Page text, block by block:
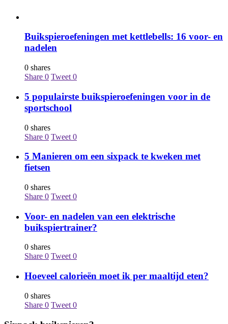
Buikspieroefeningen met kettlebells: 16 voor- en
nadelen
0 shares
Share 0 Tweet 0
5 populairste buikspieroefeningen voor in de
sportschool
0 shares
Share 0 Tweet 0
5 Manieren om een sixpack te kweken met
fietsen
0 shares
Share 0 Tweet 0
Voor- en nadelen van een elektrische
buikspiertrainer?
0 shares
Share 0 Tweet 0
Hoeveel calorieën moet ik per maaltijd eten?
0 shares
Share 0 Tweet 0